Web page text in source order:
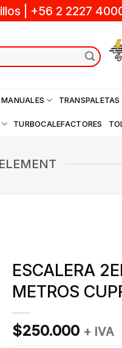
+56 2 2227
TRANSPALETAS
TURBOCALEFACTORES
ESCALERA
METROS
$250.000 + IVA